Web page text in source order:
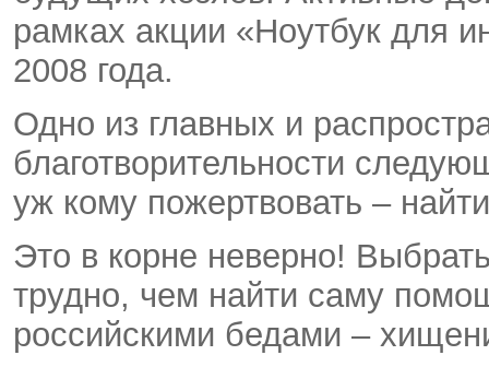
рамках акции «Ноутбук для
2008 года.
Одно из главных и
благотворительности
уж кому пожертвовать –
Это в корне неверно!
трудно, чем найти саму
российскими бедами –